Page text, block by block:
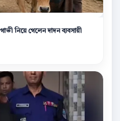
নিয়ে গেলেন দাদন ব্যবসায়ী